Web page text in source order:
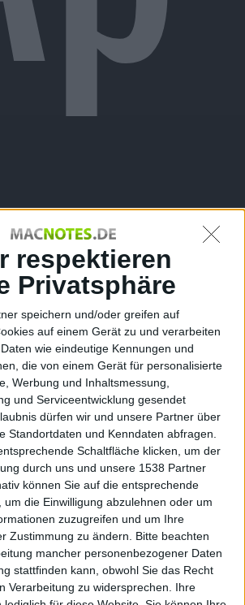
respektieren
Privatsphäre
speichern und/oder greifen auf
auf einem Gerät zu und verarbeiten
wie eindeutige Kennungen und
die von einem Gerät für personalisierte
Werbung und Inhaltsmessung,
und Serviceentwicklung gesendet
dürfen wir und unsere Partner über
Standortdaten und Kenndaten abfragen.
Schaltfläche klicken, um der
durch uns und unsere 1538 Partner
können Sie auf die entsprechende
um die Einwilligung abzulehnen oder um
zuzugreifen und um Ihre
Zustimmung zu ändern. Bitte beachten
mancher personenbezogener Daten
stattfinden kann, obwohl Sie das Recht
Verarbeitung zu widersprechen. Ihre